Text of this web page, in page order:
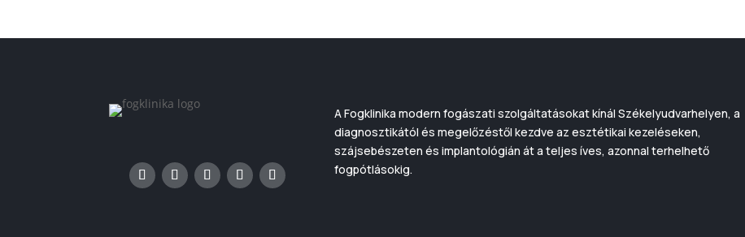
A Fogklinika modern fogászati szolgáltatásokat kínál Székelyudvarhelyen, a
diagnosztikától és megelőzéstől kezdve az esztétikai kezeléseken,
szájsebészeten és implantológián át a teljes íves, azonnal terhelhető
fogpótlásokig.